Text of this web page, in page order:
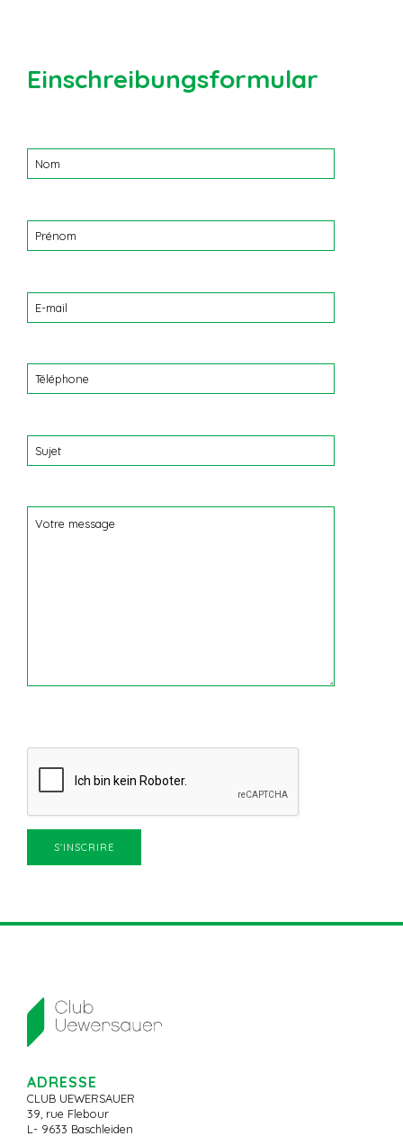
Einschreibungsformular
ADRESSE
CLUB UEWERSAUER
39, rue Flebour
L- 9633 Baschleiden